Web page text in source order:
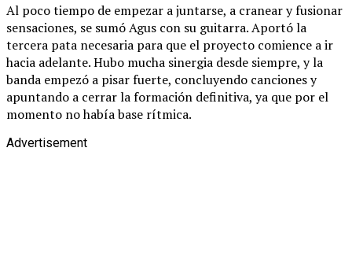
Al poco tiempo de empezar a juntarse, a cranear y fusionar
sensaciones, se sumó Agus con su guitarra. Aportó la
tercera pata necesaria para que el proyecto comience a ir
hacia adelante. Hubo mucha sinergia desde siempre, y la
banda empezó a pisar fuerte, concluyendo canciones y
apuntando a cerrar la formación definitiva, ya que por el
momento no había base rítmica.
Advertisement